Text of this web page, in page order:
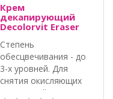
Крем
декапирующий
Decolorvit Eraser
Selective
Степень
обесцвечивания - до
3-х уровней. Для
снятия окисляющих
красителей и крас..